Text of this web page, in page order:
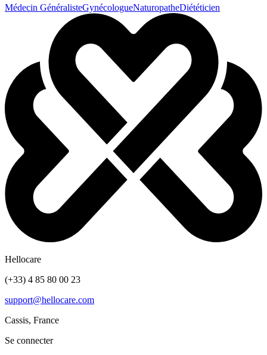
Médecin GénéralisteGynécologueNaturopatheDiététicien
Hellocare
(+33) 4 85 80 00 23
support@hellocare.com
Cassis, France
Se connecter